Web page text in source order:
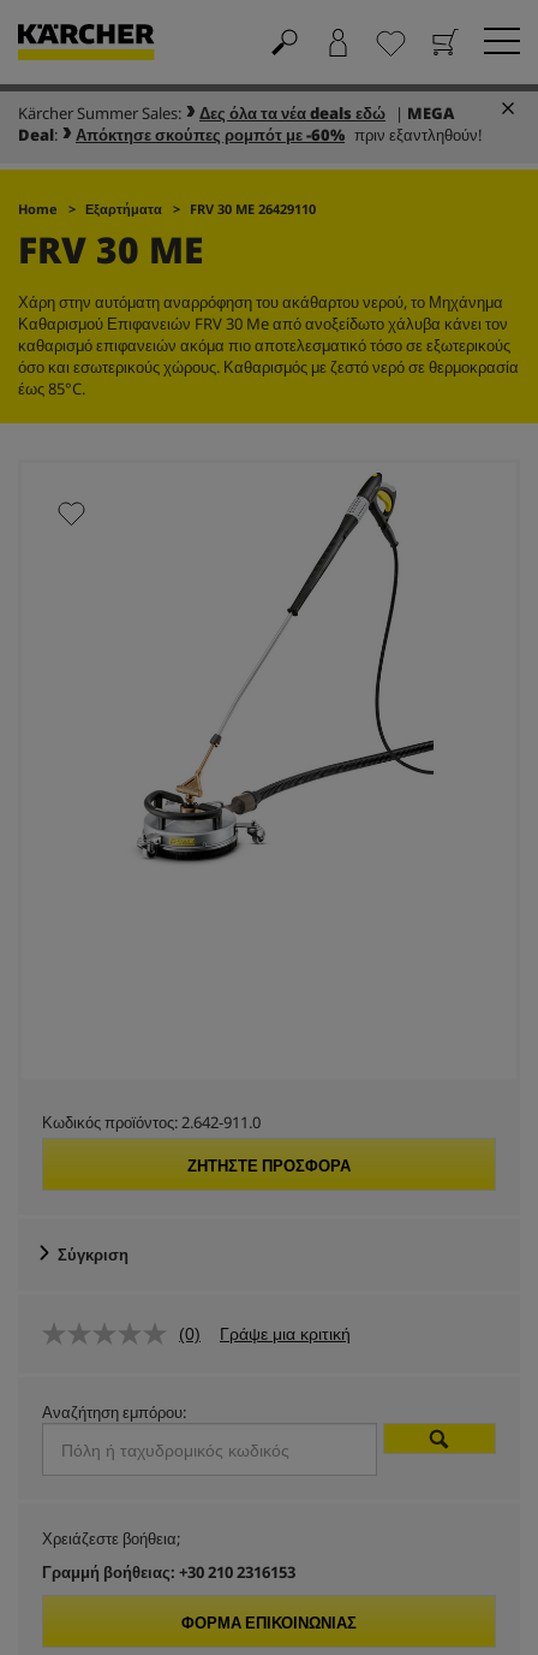
Καλάθι
Αγαπημένα
Kärcher Summer Sales: Δες όλα τα νέα deals εδώ | MEGA
Deal: Απόκτησε σκούπες ρομπότ με -60% πριν εξαντληθούν!
Home Εξαρτήματα FRV 30 ME 26429110
FRV 30 ME
Χάρη στην αυτόματη αναρρόφηση του ακάθαρτου νερού, το Μηχάνημα
Καθαρισμού Επιφανειών FRV 30 Me από ανοξείδωτο χάλυβα κάνει τον
καθαρισμό επιφανειών ακόμα πιο αποτελεσματικό τόσο σε εξωτερικούς
όσο και εσωτερικούς χώρους. Καθαρισμός με ζεστό νερό σε θερμοκρασία
έως 85°C.
Κωδικός προϊόντος:2.642-911.0
ΖΗΤΉΣΤΕ ΠΡΟΣΦΟΡΆ
Σύγκριση
(0) Γράψε μια κριτική
Αναζήτηση εμπόρου:
Χρειάζεστε βοήθεια;
Γραμμή βοήθειας: +30 210 2316153
ΦΌΡΜΑ ΕΠΙΚΟΙΝΩΝΊΑΣ